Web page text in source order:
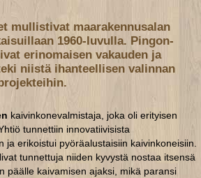
mullistivat maarakennusalan
1960-luvulla. Pingon-
erinomaisen vakauden ja
niistä ihanteellisen valinnan
kaivinkonevalmistaja, joka oli erityisen
tunnettiin innovatiivisista
ja erikoistui pyöräalustaisiin kaivinkoneisiin.
tunnettuja niiden kyvystä nostaa itsensä
päälle kaivamisen ajaksi, mikä paransi